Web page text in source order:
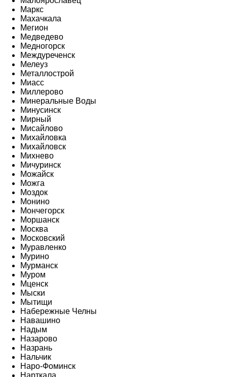
Маркс
Махачкала
Мегион
Медведево
Медногорск
Междуреченск
Мелеуз
Металлострой
Миасс
Миллерово
Минеральные Воды
Минусинск
Мирный
Мисайлово
Михайловка
Михайловск
Михнево
Мичуринск
Можайск
Можга
Моздок
Монино
Мончегорск
Моршанск
Москва
Московский
Муравленко
Мурино
Мурманск
Муром
Мценск
Мыски
Мытищи
Набережные Челны
Навашино
Надым
Назарово
Назрань
Нальчик
Наро-Фоминск
Нарткала